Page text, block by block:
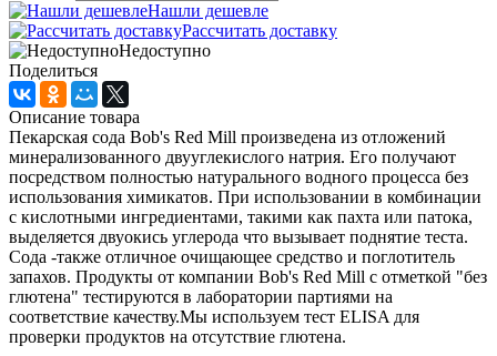
Нашли дешевле
Рассчитать доставку
Недоступно
Поделиться
Описание товара
Пекарская сода Bob's Red Mill произведена из отложений
минерализованного двууглекислого натрия. Его получают
посредством полностью натурального водного процесса без
использования химикатов. При использовании в комбинации
с кислотными ингредиентами, такими как пахта или патока,
выделяется двуокись углерода что вызывает поднятие теста.
Сода -также отличное очищающее средство и поглотитель
запахов. Продукты от компании Bob's Red Mill с отметкой "без
глютена" тестируются в лаборатории партиями на
соответствие качеству.Мы используем тест ELISA для
проверки продуктов на отсутствие глютена.